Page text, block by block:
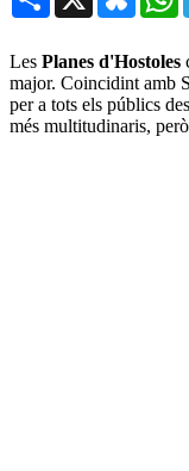
Les Planes d'Hostoles
major. Coincidint amb
per a tots els públics
més multitudinaris,